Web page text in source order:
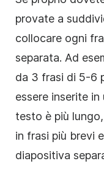
provate a
collocare ogni
separata. Ad
da 3 frasi di 5-6
essere inserite
testo è più
in frasi più brevi
diapositiva